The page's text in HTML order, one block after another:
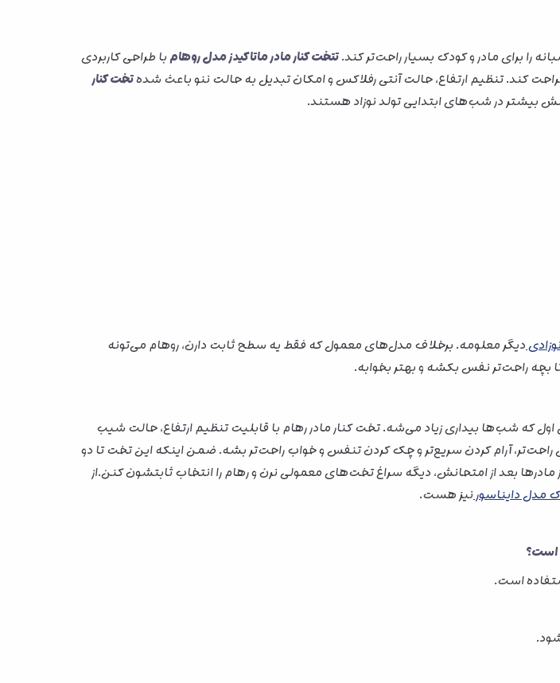
را برای مادر و کودک بسیار راحت‌تر کند.تتخت کنار مادر ماتاکیدز مدل روهامبا طراحی کاربردی
کند. تنظیم ارتفاع، حالت آنتی رفلاکس و امکان تبدیل به حالت ننو باعث شدهتخت کنار
بیشتر در شب‌های ابتدایی تولد نوزاد هستند.
دیگر معلومه. برخلاف مدل‌های معمول که فقط یه سطح ثابت دارن، روهام می‌تونه
راحت‌تر نفس بکشه و بهتر بخوابه.
شب‌ها بیداری زیاد می‌شه. تخت کنار مادر رهام با قابلیت تنظیم ارتفاع، حالت شیب
آرام کردن سریع‌تر و چک کردن تنفس و خواب راحت‌تر بشه. ضمن اینکه این تخت تا دو
بعد از امتحانش، دیگه سراغ تخت‌های معمولی نرن و رهام را انتخاب ثابتشون کنن.از
مدل دایناسورنیز هست.
است؟